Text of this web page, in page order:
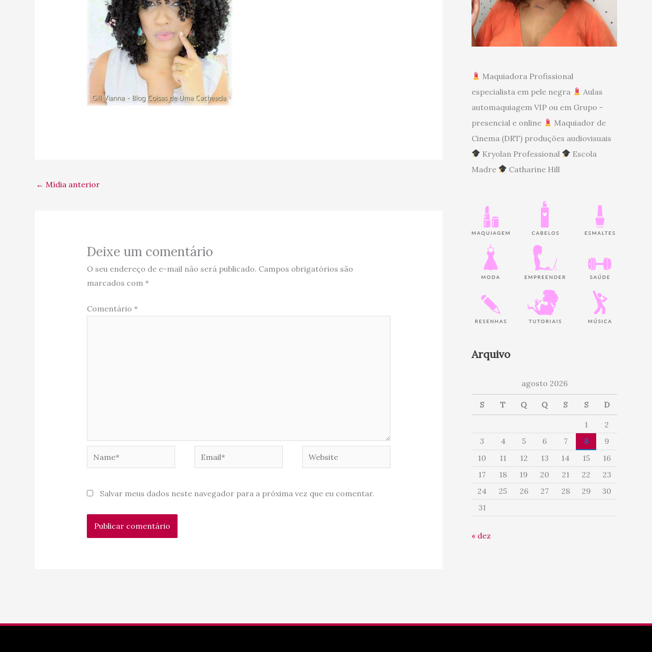
← Mídia anterior
Deixe um comentário
O seu endereço de e-mail não será publicado. Campos obrigatórios são
marcados com *
Comentário *
Website
Salvar meus dados neste navegador para a próxima vez que eu comentar.
Maquiadora Profissional
especialista em pele negra
Aulas
automaquiagem VIP ou em Grupo -
presencial e online
Maquiador de
Cinema (DRT) produções audiovisuais
Kryolan Professional
Escola
Madre
Catharine Hill
Arquivo
agosto 2026
S T Q Q S S D
1
2
3
4 5 6 7 8
9
10
11 12 13 14 15
16
17
18 19 20 21 22
23
24
25 26 27 28 29
30
31
« dez